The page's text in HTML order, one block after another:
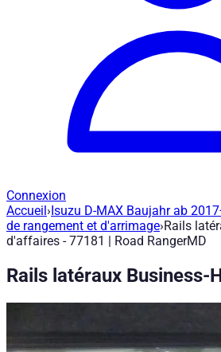
Connexion
Rails latéraux de
Réf. article 77181 Marque: Road
Caractéristiques
Accueil›Isuzu D-MAX Baujahr ab
de rangement et d'arrimage›Rails
d'affaires - 77181 | Road RangerMD
Rails latéraux Business-